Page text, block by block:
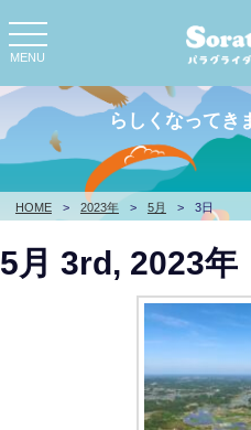
toggle
navigation
MENU
HOME > 2023年 > 5月 > 3日
らしくなってき
5月 3rd, 2023年